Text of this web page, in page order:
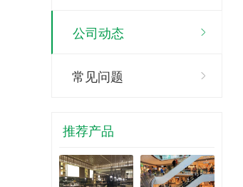
公司动态
常见问题
推荐产品